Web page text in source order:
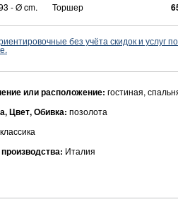
- Ø cm. Торшер
без учёта скидок и услуг
или расположение: гостиная,
Цвет, Обивка: позолота
классика
Италия